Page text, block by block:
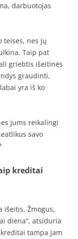
darbuotojas
teises, nes jų
Taip pat
griebtis išeitinės
graudinti,
yra iš ko
jums reikalingi
savo
kreditai
išeitis. Žmogus,
diena“, atsiduria
tampa jam